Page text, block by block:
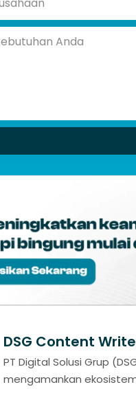
DSG Content
PT Digital Solusi Grup
mengamankan